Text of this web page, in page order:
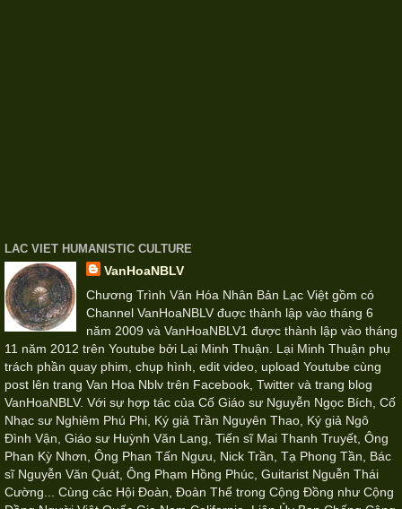
LAC VIET HUMANISTIC CULTURE
VanHoaNBLV
Chương Trình Văn Hóa Nhân Bản Lạc Việt gồm có
Channel VanHoaNBLV đuợc thành lập vào tháng 6
năm 2009 và VanHoaNBLV1 được thành lập vào tháng
11 năm 2012 trên Youtube bởi Lại Minh Thuận. Lại Minh Thuận phụ
trách phần quay phim, chụp hình, edit video, upload Youtube cùng
post lên trang Van Hoa Nblv trên Facebook, Twitter và trang blog
VanHoaNBLV. Với sự hợp tác của Cố Giáo sư Nguyễn Ngọc Bích, Cố
Nhạc sư Nghiêm Phú Phi, Ký giả Trần Nguyên Thao, Ký giả Ngô
Đình Vận, Giáo sư Huỳnh Văn Lang, Tiến sĩ Mai Thanh Truyết, Ông
Phan Kỳ Nhơn, Ông Phan Tấn Ngưu, Nick Trần, Tạ Phong Tần, Bác
sĩ Nguyễn Văn Quát, Ông Phạm Hồng Phúc, Guitarist Nguễn Thái
Cường... Cùng các Hội Đoàn, Đoàn Thể trong Cộng Đồng như Cộng